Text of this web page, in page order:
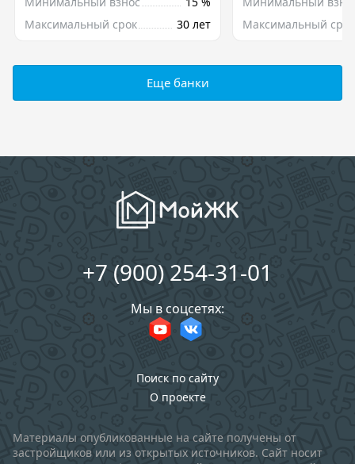
Максимальный срок
30 лет
Максимальный срок
Еще банки
+7 (900) 254-31-01
Мы в соцсетях:
Поиск по сайту
О проекте